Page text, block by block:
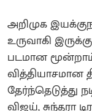
அறிமுக
உருவாகி
படமான
தேர்ந்தெடுத்து
விஜய், சுந்தரா